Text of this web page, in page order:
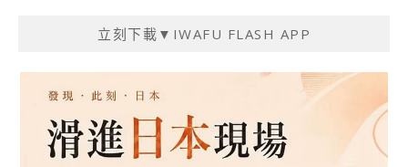
立刻下載▼IWAFU FLASH APP